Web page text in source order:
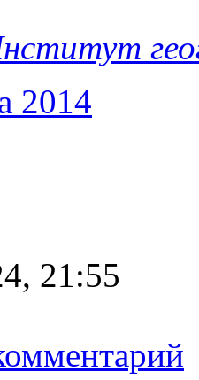
2014
21:55